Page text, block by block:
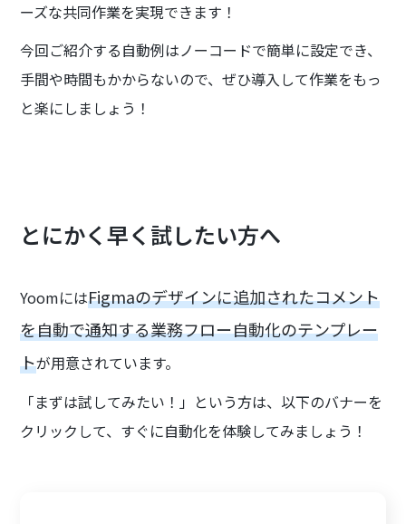
ーズな共同作業を実現できます！
今回ご紹介する自動例はノーコードで簡単に設定でき、
手間や時間もかからないので、ぜひ導入して作業をもっ
と楽にしましょう！
とにかく早く試したい方へ
YoomにはFigmaのデザインに追加されたコメント
を自動で通知する業務フロー自動化のテンプレー
トが用意されています。
「まずは試してみたい！」という方は、以下のバナーを
クリックして、すぐに自動化を体験してみましょう！